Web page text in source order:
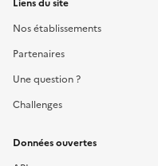
Liens du site
Nos établissements
Partenaires
Une question ?
Challenges
Données ouvertes